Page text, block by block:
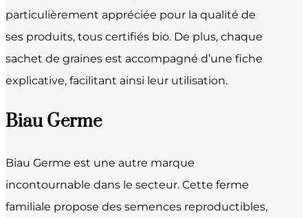
particulièrement appréciée pour la qualité de
ses produits, tous certifiés bio. De plus, chaque
sachet de graines est accompagné d’une fiche
explicative, facilitant ainsi leur utilisation.
Biau Germe
Biau Germe est une autre marque
incontournable dans le secteur. Cette ferme
familiale propose des semences reproductibles,